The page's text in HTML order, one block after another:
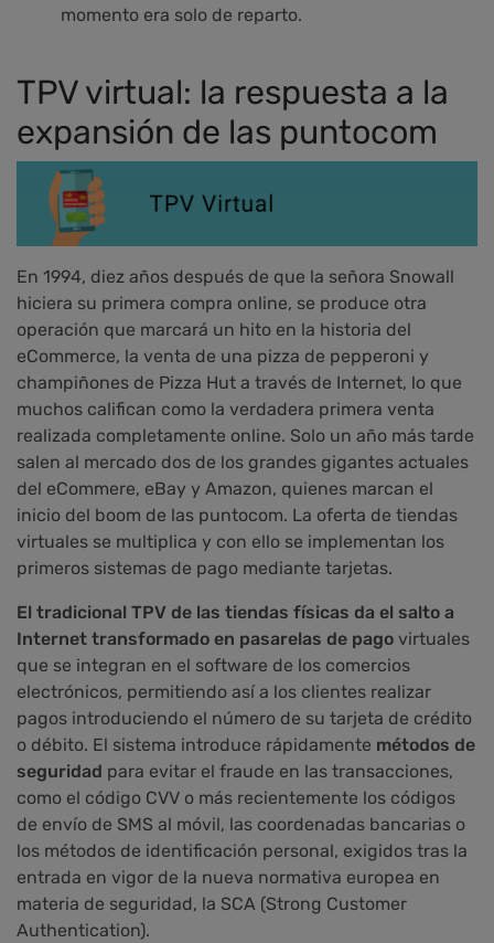
momento era solo de reparto.
TPV virtual: la respuesta a la
expansión de las puntocom
En 1994, diez años después de que la señora Snowall
hiciera su primera compra online, se produce otra
operación que marcará un hito en la historia del
eCommerce, la venta de una pizza de pepperoni y
champiñones de Pizza Hut a través de Internet, lo que
muchos califican como la verdadera primera venta
realizada completamente online. Solo un año más tarde
salen al mercado dos de los grandes gigantes actuales
del eCommere, eBay y Amazon, quienes marcan el
inicio del boom de las puntocom. La oferta de tiendas
virtuales se multiplica y con ello se implementan los
primeros sistemas de pago mediante tarjetas.
El tradicional TPV de las tiendas físicas da el salto a
Internet transformado en pasarelas de pago virtuales
que se integran en el software de los comercios
electrónicos, permitiendo así a los clientes realizar
pagos introduciendo el número de su tarjeta de crédito
o débito. El sistema introduce rápidamente métodos de
seguridad para evitar el fraude en las transacciones,
como el código CVV o más recientemente los códigos
de envío de SMS al móvil, las coordenadas bancarias o
los métodos de identificación personal, exigidos tras la
entrada en vigor de la nueva normativa europea en
materia de seguridad, la SCA (Strong Customer
Authentication).